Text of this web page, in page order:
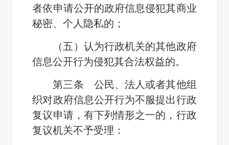
者依申请公开的政府信息侵犯其商业
秘密、个人隐私的；
（五）认为行政机关的其他政府
信息公开行为侵犯其合法权益的。
第三条 公民、法人或者其他组
织对政府信息公开行为不服提出行政
复议申请，有下列情形之一的，行政
复议机关不予受理：